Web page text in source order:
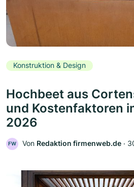
Konstruktion & Design
Hochbeet aus
und Kostenfaktoren
2026
FW Von Redaktion firmenweb.de ‧